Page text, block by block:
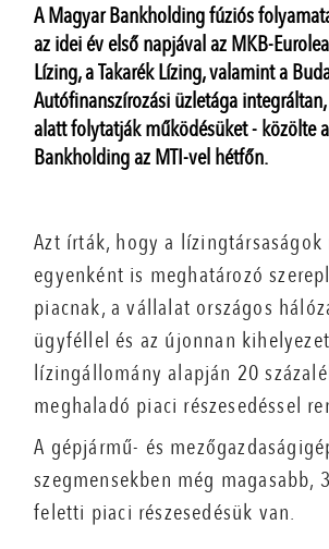
A Magyar Bankholding fúziós
az idei év első napjával az MKB-
Lízing, a Takarék Lízing, valamint a
Autófinanszírozási üzletága
alatt folytatják működésüket - közölte
Bankholding az MTI-vel hétfőn.
Azt írták, hogy a lízingtársaságok
egyenként is meghatározó
piacnak, a vállalat országos
ügyféllel és az újonnan
lízingállomány alapján 20
meghaladó piaci részesedéssel
A gépjármű- és
szegmensekben még magasabb,
feletti piaci részesedésük van.